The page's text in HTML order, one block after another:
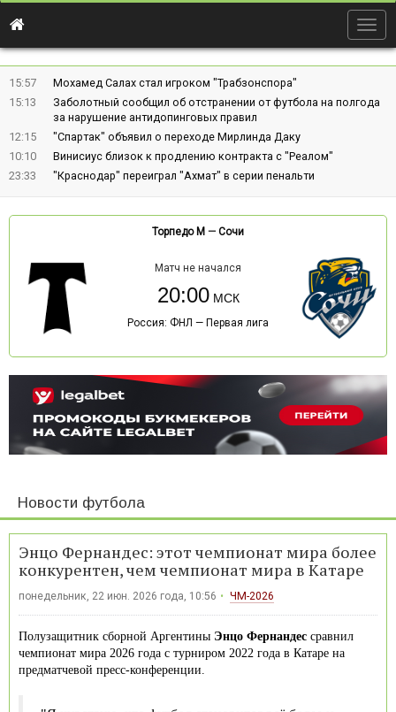
15:57
Мохамед Салах стал игроком "Трабзонспора"
15:13
Заболотный сообщил об отстранении от футбола на полгода
за нарушение антидопинговых правил
12:15
"Спартак" объявил о переходе Мирлинда Даку
10:10
Винисиус близок к продлению контракта с "Реалом"
23:33
"Краснодар" переиграл "Ахмат" в серии пенальти
Торпедо М — Сочи
Матч не начался
20:00
Россия: ФНЛ — Первая лига
Новости футбола
Энцо Фернандес: этот чемпионат мира более
конкурентен, чем чемпионат мира в Катаре
понедельник, 22 июн. 2026 года, 10:56 ЧМ-2026
Полузащитник сборной Аргентины Энцо Фернандес сравнил
чемпионат мира 2026 года с турниром 2022 года в Катаре на
предматчевой пресс-конференции.